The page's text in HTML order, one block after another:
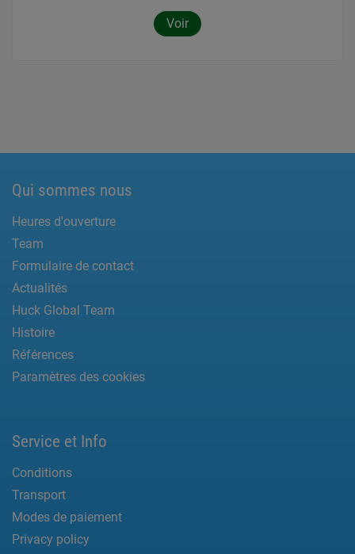
Voir
Qui sommes nous
Heures d'ouverture
Team
Formulaire de contact
Actualités
Huck Global Team
Histoire
Références
Paramètres des cookies
Service et Info
Conditions
Transport
Modes de paiement
Privacy policy